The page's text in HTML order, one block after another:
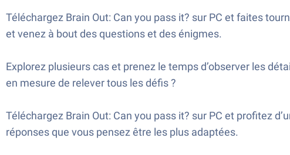
Téléchargez Brain Out: Can you pass it? sur PC et faites
et venez à bout des questions et des énigmes.
Explorez plusieurs cas et prenez le temps d’observer les
en mesure de relever tous les défis ?
Téléchargez Brain Out: Can you pass it? sur PC et profitez
réponses que vous pensez être les plus adaptées.